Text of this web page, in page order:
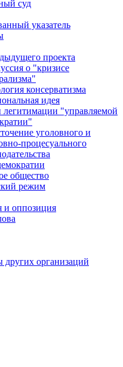
суд
указатель
проекта
о "кризисе
консерватизма
идея
легитимации "управляемой
уголовного и
процесуального
общество
режим
и оппозиция
организаций